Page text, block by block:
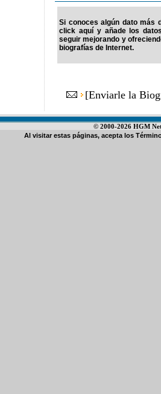
Si conoces algún dato más
click aquí y añade los
seguir mejorando y
biografías de Internet.
[Enviarle la
© 2000-2026 HGM
Al visitar estas páginas, acepta los